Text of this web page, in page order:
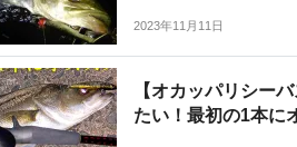
2023年11月11日
【オカッパリシー
たい！最初の1本に